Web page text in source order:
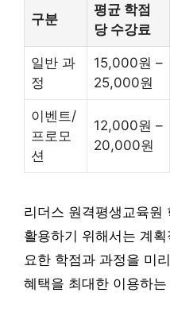
구분
평균 학점
당 수강료
일반 과
정
15,000원 –
25,000원
이벤트/
프로모
션
12,000원 –
20,000원
리더스 원격평생교육원
활용하기 위해서는 계
요한 학점과 과정을 미
혜택을 최대한 이용하